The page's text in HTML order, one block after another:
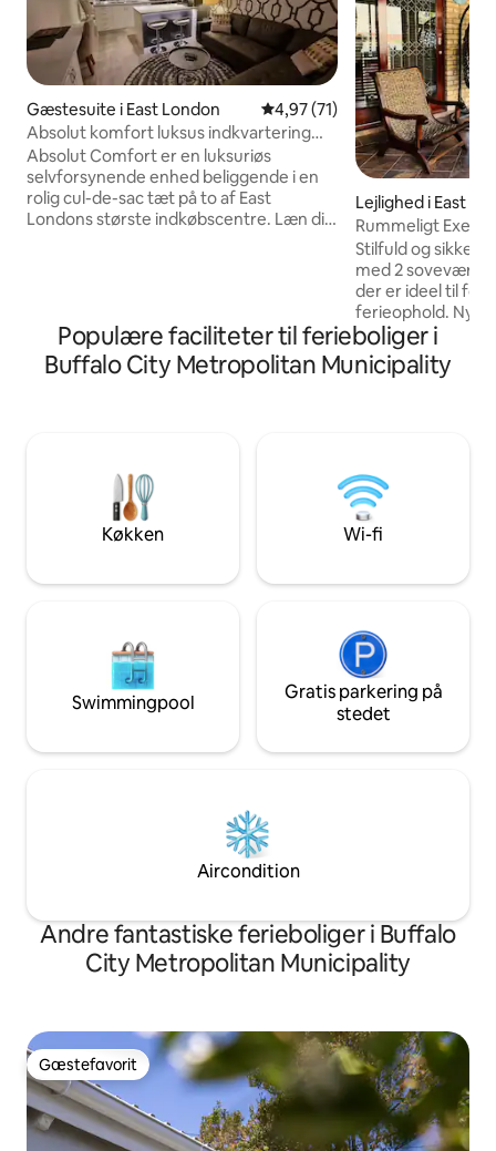
Gæstesuite i East London 4,97 ud af 5 i gennemsnitlig
4,97 (71)
Absolut komfort luksus indkvartering
med selvforsyning
Absolut Comfort er en luksuriøs
selvforsynende enhed beliggende i en
rolig cul-de-sac tæt på to af East
Londons største indkøbscentre. Læn dig
stråtækkede lapa omkring poolen, til at
se en hel buket af DSTV, Netflix og
YouTube på et stort smart-tv og en
Lejlighed i East
Rummeligt
terrasse
Stilfuld og sikker
med 2
der er ideel til for
ferieophold. Nyd
køkken, hyggelig
lukket terrasse,
afslapning året
garage og ekstra
sindet.
perfekt egnet til
ophold.
Populære faciliteter til ferieboliger i
Buffalo City Metropolitan Municipality
Køkken Wi-fi
Swimmingpool
Gratis parkering på
stedet
Aircondition
Andre fantastiske ferieboliger i Buffalo
City Metropolitan Municipality
Gæstefavorit
Gæstefavorit